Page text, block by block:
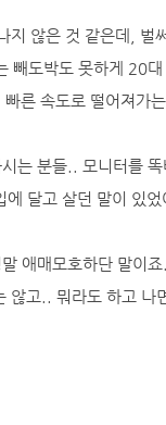
지 않은 것 같은데, 벌
빼도박도 못하게 20
른 속도로 떨어져가
는 분들.. 모니터를
에 달고 살던 말이 있
말 애매모호하단 말이
않고.. 뭐라도 하고